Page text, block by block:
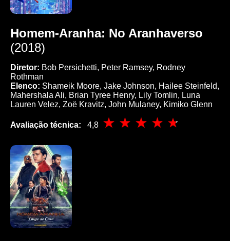
Homem-Aranha: No Aranhaverso
(2018)
Diretor: Bob Persichetti, Peter Ramsey, Rodney
Rothman
Elenco: Shameik Moore, Jake Johnson, Hailee Steinfeld,
Mahershala Ali, Brian Tyree Henry, Lily Tomlin, Luna
Lauren Velez, Zoë Kravitz, John Mulaney, Kimiko Glenn
Avaliação técnica: 4,8